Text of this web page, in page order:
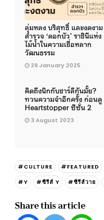
ลุ่มหลง บริสุทธิ์ และงดงาม
สำรวจ ‘ดอกบัว’ ราชินีแห่ง
ไม้น้ำในความเชื่อหลาก
วัฒนธรรม
29 January 2025
คิดถึงนิกกับชาร์ลีกันมั้ย?
ทวนความจำอีกครั้ง ก่อนดู
Heartstopper ซีซั่น 2
3 August 2023
#CULTURE #FEATURED
#Y
#ซีรีส์ Y #ซีรีส์วาย
Share this article